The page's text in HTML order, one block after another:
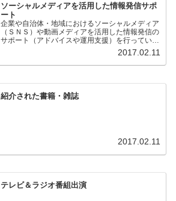
ソーシャルメディアを活用した情報発信サポ
ート
企業や自治体・地域におけるソーシャルメディア
（ＳＮＳ）や動画メディアを活用した情報発信の
サポート（アドバイスや運用支援）を行っていま
2017.02.11
紹介された書籍・雑誌
2017.02.11
テレビ＆ラジオ番組出演